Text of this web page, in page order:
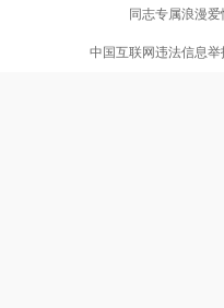
同志专属浪漫
中国互联网违法信息